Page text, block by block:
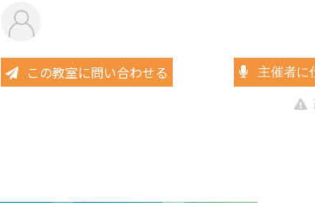
この教室に問い合わせる 主催者に